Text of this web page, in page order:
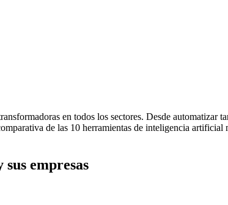
en todos los sectores. Desde automatizar
de las 10 herramientas de inteligencia
empresas